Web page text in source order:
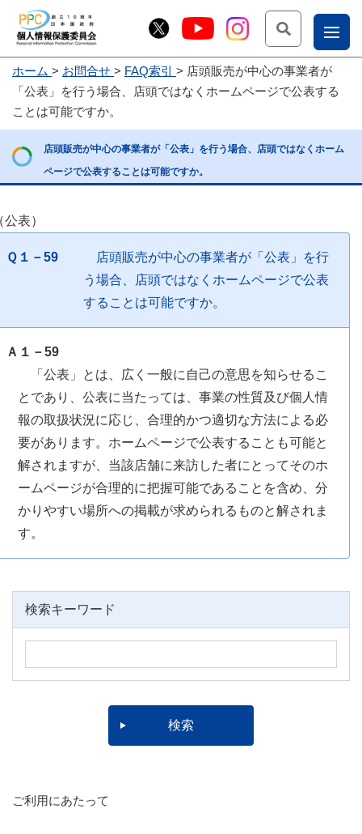
問
合
こー
ー部
ホーム お問合せ FAQ索引
店頭販売が中心の事業者が
「公表」を行う場合、店頭ではなくホームページで公表する
ことは可能ですか。
店頭販売が中心の事業者が「公表」を行う場合、店頭ではなくホーム
ページで公表することは可能ですか。
公表）
Ｑ１－59
店頭販売が中心の事業者が「公表」を行
う場合、店頭ではなくホームページで公表
することは可能ですか。
Ａ１－59
「公表」とは、広く一般に自己の意思を知らせるこ
とであり、公表に当たっては、事業の性質及び個人情
報の取扱状況に応じ、合理的かつ適切な方法による必
要があります。ホームページで公表することも可能と
解されますが、当該店舗に来訪した者にとってそのホ
ームページが合理的に把握可能であることを含め、分
かりやすい場所への掲載が求められるものと解されま
す。
検索キーワード
ご利用にあたって